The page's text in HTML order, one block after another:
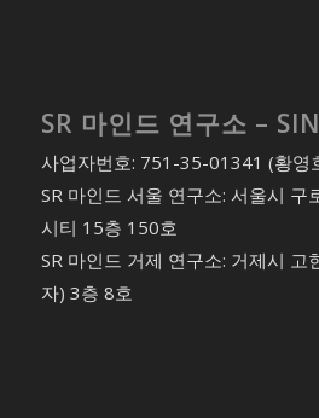
SR 마인드 연구소 –
사업자번호: 751-35-01341 (황영
SR 마인드 서울 연구소: 서울시 구
시티 15층 150호
SR 마인드 거제 연구소: 거제시
자) 3층 8호